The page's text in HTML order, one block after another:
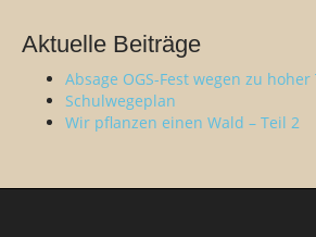
Aktuelle Beiträge
Absage OGS-Fest wegen zu
Schulwegeplan
Wir pflanzen einen Wald – Teil 2